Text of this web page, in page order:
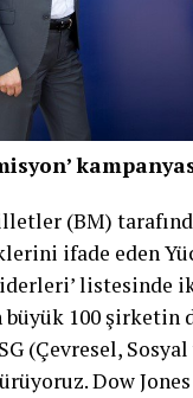
(BM)
ifade eden
listesinde
100
(Çevresel,
Dow